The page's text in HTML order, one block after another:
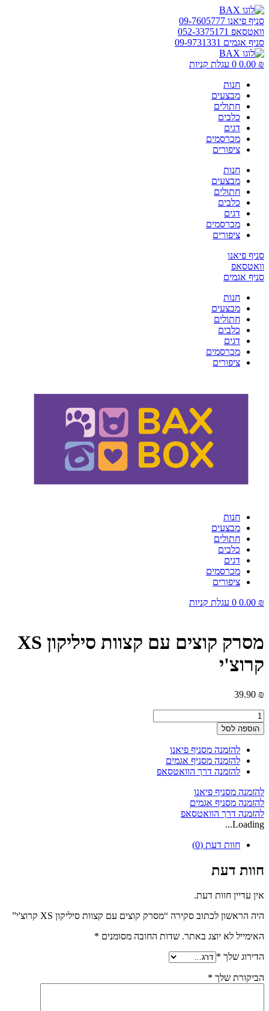
דלג
לתוכן
סניף פיאנו 09-7605777
וואטסאפ 052-3375171
סניף אגמים 09-9731331
0.00 ₪
0 עגלת קניות
חנות
מבצעים
חתולים
כלבים
דגים
מכרסמים
ציפורים
חנות
מבצעים
חתולים
כלבים
דגים
מכרסמים
ציפורים
סניף פיאנו
וואטסאפ
סניף אגמים
חנות
מבצעים
חתולים
כלבים
דגים
מכרסמים
ציפורים
חנות
מבצעים
חתולים
כלבים
דגים
מכרסמים
ציפורים
0.00 ₪
0 עגלת קניות
מסרק קוצים עם קצוות סיליקון XS
קרוצ'י
39.90 ₪
כמות
של
מסרק
קוצים
קצוות
XS
קרוצ'י
הוספה לסל
להזמנה מסניף פיאנו
להזמנה מסניף אגמים
להזמנה דרך הוואטסאפ
להזמנה מסניף פיאנו
להזמנה מסניף אגמים
להזמנה דרך הוואטסאפ
Loading...
חוות דעת (0)
חוות דעת
אין עדיין חוות דעת.
היה הראשון לכתוב סקירה “מסרק קוצים עם קצוות סיליקון XS קרוצ'י”
האימייל לא יוצג באתר. שדות החובה מסומנים *
הדירוג שלך *
הביקורת שלך *